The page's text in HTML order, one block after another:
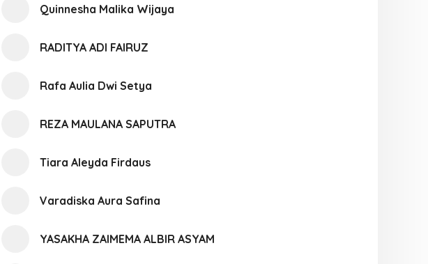
Quinnesha Malika Wijaya
RADITYA ADI FAIRUZ
Rafa Aulia Dwi Setya
REZA MAULANA SAPUTRA
Tiara Aleyda Firdaus
Varadiska Aura Safina
YASAKHA ZAIMEMA ALBIR ASYAM